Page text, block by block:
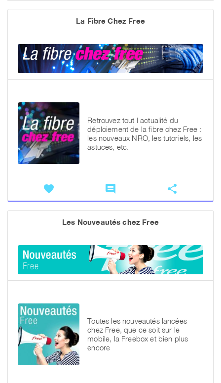
La Fibre Chez Free
Retrouvez tout l actualité du
déploiement de la fibre chez Free :
les nouveaux NRO, les tutoriels, les
astuces, etc.
favorite comment share
Les Nouveautés chez Free
Toutes les nouveautés lancées
chez Free, que ce soit sur le
mobile, la Freebox et bien plus
encore